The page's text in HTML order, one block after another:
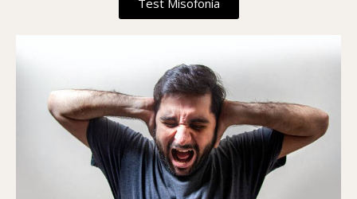
Test Misofonía